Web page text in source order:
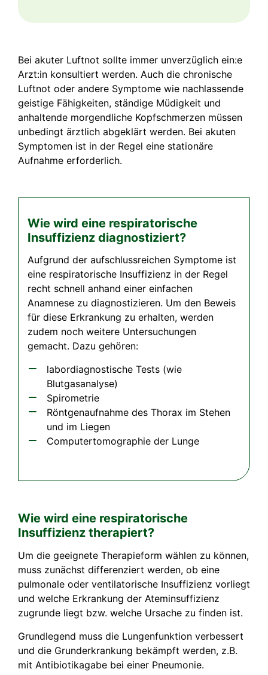
Bei akuter Luftnot sollte immer unverzüglich ein:e
Arzt:in konsultiert werden. Auch die chronische
Luftnot oder andere Symptome wie nachlassende
geistige Fähigkeiten, ständige Müdigkeit und
anhaltende morgendliche Kopfschmerzen müssen
unbedingt ärztlich abgeklärt werden. Bei akuten
Symptomen ist in der Regel eine stationäre
Aufnahme erforderlich.
Wie wird eine respiratorische
Insuffizienz diagnostiziert?
Aufgrund der aufschlussreichen Symptome ist
eine respiratorische Insuffizienz in der Regel
recht schnell anhand einer einfachen
Anamnese zu diagnostizieren. Um den Beweis
für diese Erkrankung zu erhalten, werden
zudem noch weitere Untersuchungen
gemacht. Dazu gehören:
labordiagnostische Tests (wie
Blutgasanalyse)
Spirometrie
Röntgenaufnahme des Thorax im Stehen
und im Liegen
Computertomographie der Lunge
Wie wird eine respiratorische
Insuffizienz therapiert?
Um die geeignete Therapieform wählen zu können,
muss zunächst differenziert werden, ob eine
pulmonale oder ventilatorische Insuffizienz vorliegt
und welche Erkrankung der Ateminsuffizienz
zugrunde liegt bzw. welche Ursache zu finden ist.
Grundlegend muss die Lungenfunktion verbessert
und die Grunderkrankung bekämpft werden, z.B.
mit Antibiotikagabe bei einer Pneumonie.